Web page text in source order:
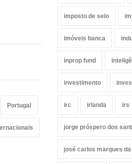
Portugal
imposto de selo
imóveis banca
inprop fund
investimento
irc irlanda irs
jorge próspero dos
josé carlos marques